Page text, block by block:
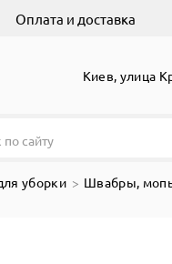
Оплата и доставка
Киев, улица
уборки Швабры,